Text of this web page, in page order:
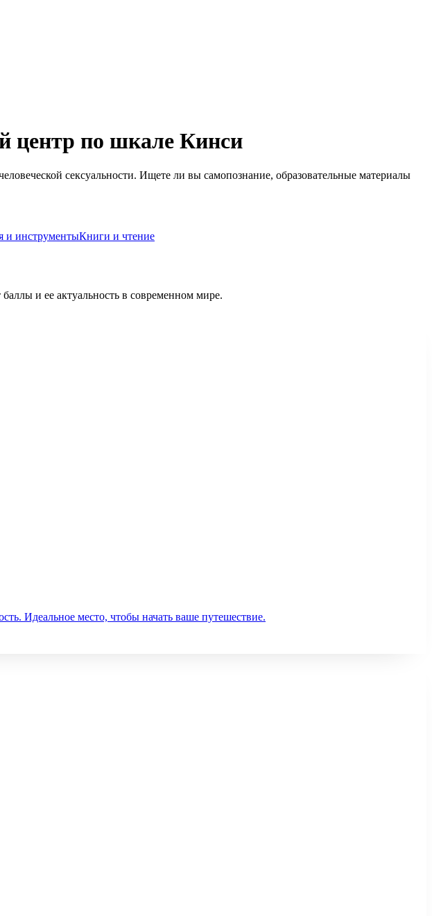
центр по шкале Кинси
сексуальности. Ищете ли вы самопознание, образовательные материалы
и инструментыКниги и чтение
и ее актуальность в современном мире.
Идеальное место, чтобы начать ваше путешествие.